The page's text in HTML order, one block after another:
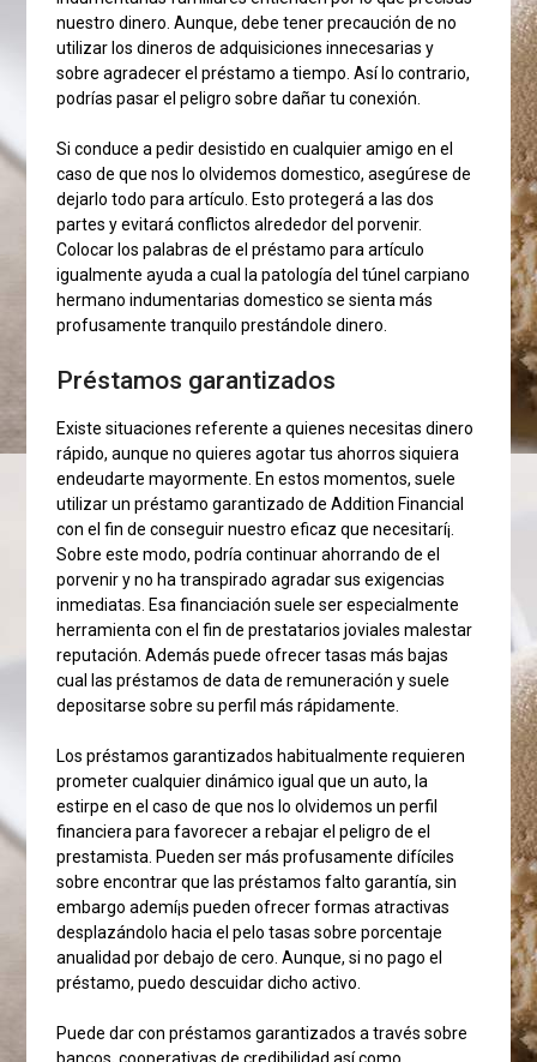
nuestro dinero. Aunque, debe tener precaución de no
utilizar los dineros de adquisiciones innecesarias y
sobre agradecer el préstamo a tiempo. Así­ lo contrario,
podrías pasar el peligro sobre dañar tu conexión.
Si conduce a pedir desistido en cualquier amigo en el
caso de que nos lo olvidemos domestico, asegúrese de
dejarlo todo para artículo. Esto protegerá a las dos
partes y evitará conflictos alrededor del porvenir.
Colocar los palabras de el préstamo para artículo
igualmente ayuda a cual la patologí­a del túnel carpiano
hermano indumentarias domestico se sienta más
profusamente tranquilo prestándole dinero.
Préstamos garantizados
Existe situaciones referente a quienes necesitas dinero
rápido, aunque no quieres agotar tus ahorros siquiera
endeudarte mayormente. En estos momentos, suele
utilizar un préstamo garantizado de Addition Financial
con el fin de conseguir nuestro eficaz que necesitarí¡.
Sobre este modo, podría continuar ahorrando de el
porvenir y no ha transpirado agradar sus exigencias
inmediatas. Esa financiación suele ser especialmente
herramienta con el fin de prestatarios joviales malestar
reputación. Además puede ofrecer tasas más bajas
cual las préstamos de data de remuneración y suele
depositarse sobre su perfil más rápidamente.
Los préstamos garantizados habitualmente requieren
prometer cualquier dinámico igual que un auto, la
estirpe en el caso de que nos lo olvidemos un perfil
financiera para favorecer a rebajar el peligro de el
prestamista. Pueden ser más profusamente difíciles
sobre encontrar que las préstamos falto garantía, sin
embargo ademí¡s pueden ofrecer formas atractivas
desplazándolo hacia el pelo tasas sobre porcentaje
anualidad por debajo de cero. Aunque, si no pago el
préstamo, puedo descuidar dicho activo.
Puede dar con préstamos garantizados a través sobre
bancos, cooperativas de credibilidad así­ como